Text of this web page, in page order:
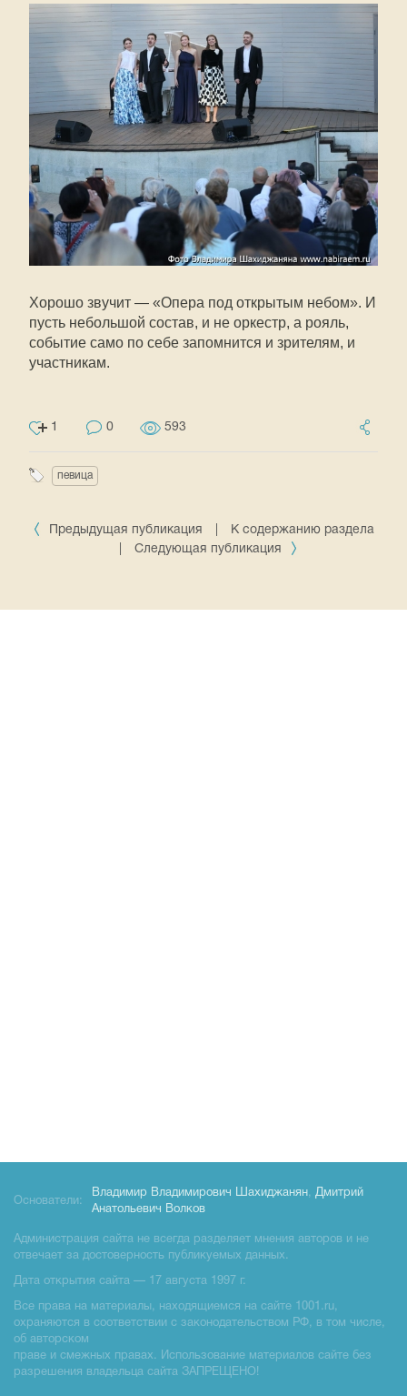
Хорошо звучит — «Опера под открытым небом». И
пусть небольшой состав, и не оркестр, а рояль,
событие само по себе запомнится и зрителям, и
участникам.
1 0 593
певица
Предыдущая публикация
К содержанию раздела
Следующая публикация
Основатели:
Владимир Владимирович Шахиджанян, Дмитрий
Анатольевич Волков
Администрация сайта не всегда разделяет мнения авторов и не
отвечает за достоверность публикуемых данных.
Дата открытия сайта — 17 августа 1997 г.
Все права на материалы, находящиемся на сайте 1001.ru,
охраняются в соответствии с законодательством РФ, в том числе,
об авторском
праве и смежных правах. Использование материалов сайте без
разрешения владельца сайта ЗАПРЕЩЕНО!